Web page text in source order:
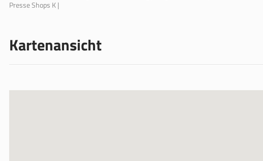
Presse Shops K |
Kartenansicht